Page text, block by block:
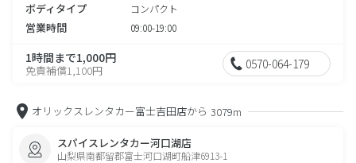
ボディタイプ コンパクト
営業時間 09:00-19:00
1時間まで1,000円
免責補償1,100円 0570-064-179
オリックスレンタカー富士吉田店から 3079m
スパイスレンタカー河口湖店
山梨県南都留郡富士河口湖町船津6913-1